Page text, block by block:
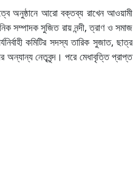
অনুষ্ঠানে আরো বক্তব্য রাখেন আওয়ামী
সম্পাদক সুজিত রায় নন্দী, ত্রাণ ও সমাজ
কমিটির সদস্য তারিক সুজাত, ছাত্র
অন্যান্য নেতৃবৃন্দ। পরে মেধাবৃত্তি প্রাপ্ত